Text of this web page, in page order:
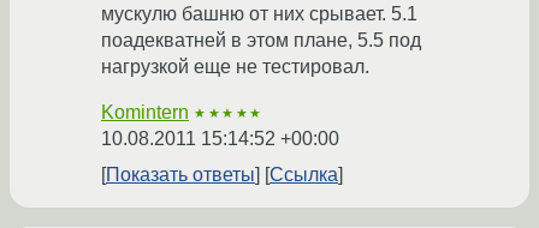
мускулю башню от них срывает. 5.1
поадекватней в этом плане, 5.5 под
нагрузкой еще не тестировал.
Komintern ★★★★★
10.08.2011 15:14:52 +00:00
Показать ответы
Ссылка